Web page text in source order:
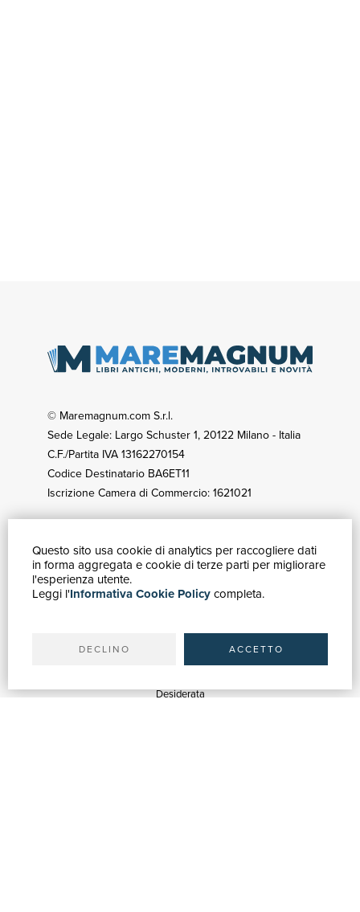
Questo sito usa cookie di analytics per raccogliere dati
in forma aggregata e cookie di terze parti per migliorare
l'esperienza utente.
Leggi l'Informativa Cookie Policycompleta.
DECLINO ACCETTO
© Maremagnum.com S.r.l.
Sede Legale: Largo Schuster 1, 20122 Milano - Italia
C.F./Partita IVA 13162270154
Codice Destinatario BA6ET11
Iscrizione Camera di Commercio: 1621021
GUIDA ACQUISTI
Ricerca avanzata
Spedizioni
Desiderata